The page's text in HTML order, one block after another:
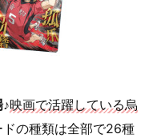
映画で活躍している烏
ドの種類は全部で26種